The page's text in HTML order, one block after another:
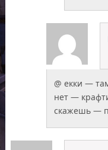
@ екки —
нет —
скажешь —